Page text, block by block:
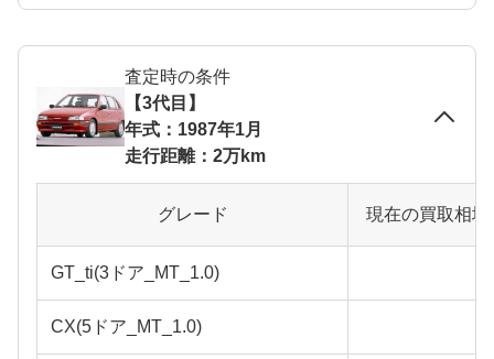
査定時の条件
【3代目】
年式：1987年1月
走行距離：2万km
グレード 現在の買取相
GT_ti(3ドア_MT_1.0)
CX(5ドア_MT_1.0)